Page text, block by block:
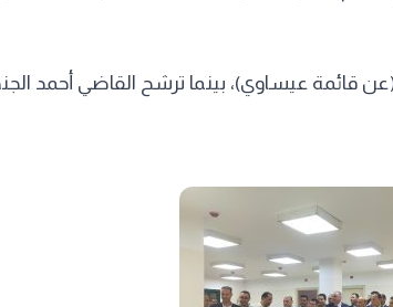
عيساوي)، بينما ترشح القاضي أحمد